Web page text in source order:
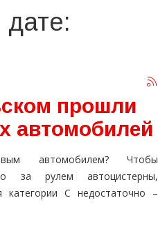
прошли
автомобилей
автомобилем? Чтобы
за рулем автоцистерны,
категории С недостаточно –